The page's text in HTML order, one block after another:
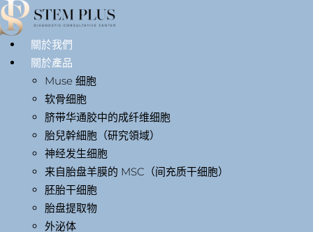
關於我們
關於產品
Muse 细胞
软骨细胞
脐带华通胶中的成纤维细胞
胎兒幹細胞（研究領域）
神经发生细胞
来自胎盘羊膜的 MSC（间充质干细胞）
胚胎干细胞
胎盘提取物
外泌体